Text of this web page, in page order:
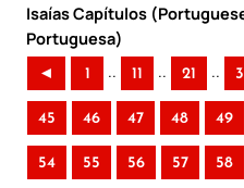
Isaías Capítulos
Portuguesa)
◄ 1 .. 11 .. 21 ..
45 46 47 48 49
54 55 56 57 58